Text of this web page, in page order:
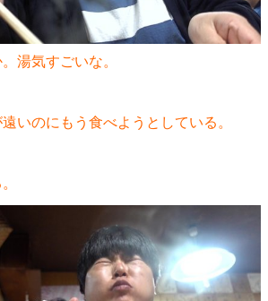
湯気すごいな。
いのにもう食べようとしている。